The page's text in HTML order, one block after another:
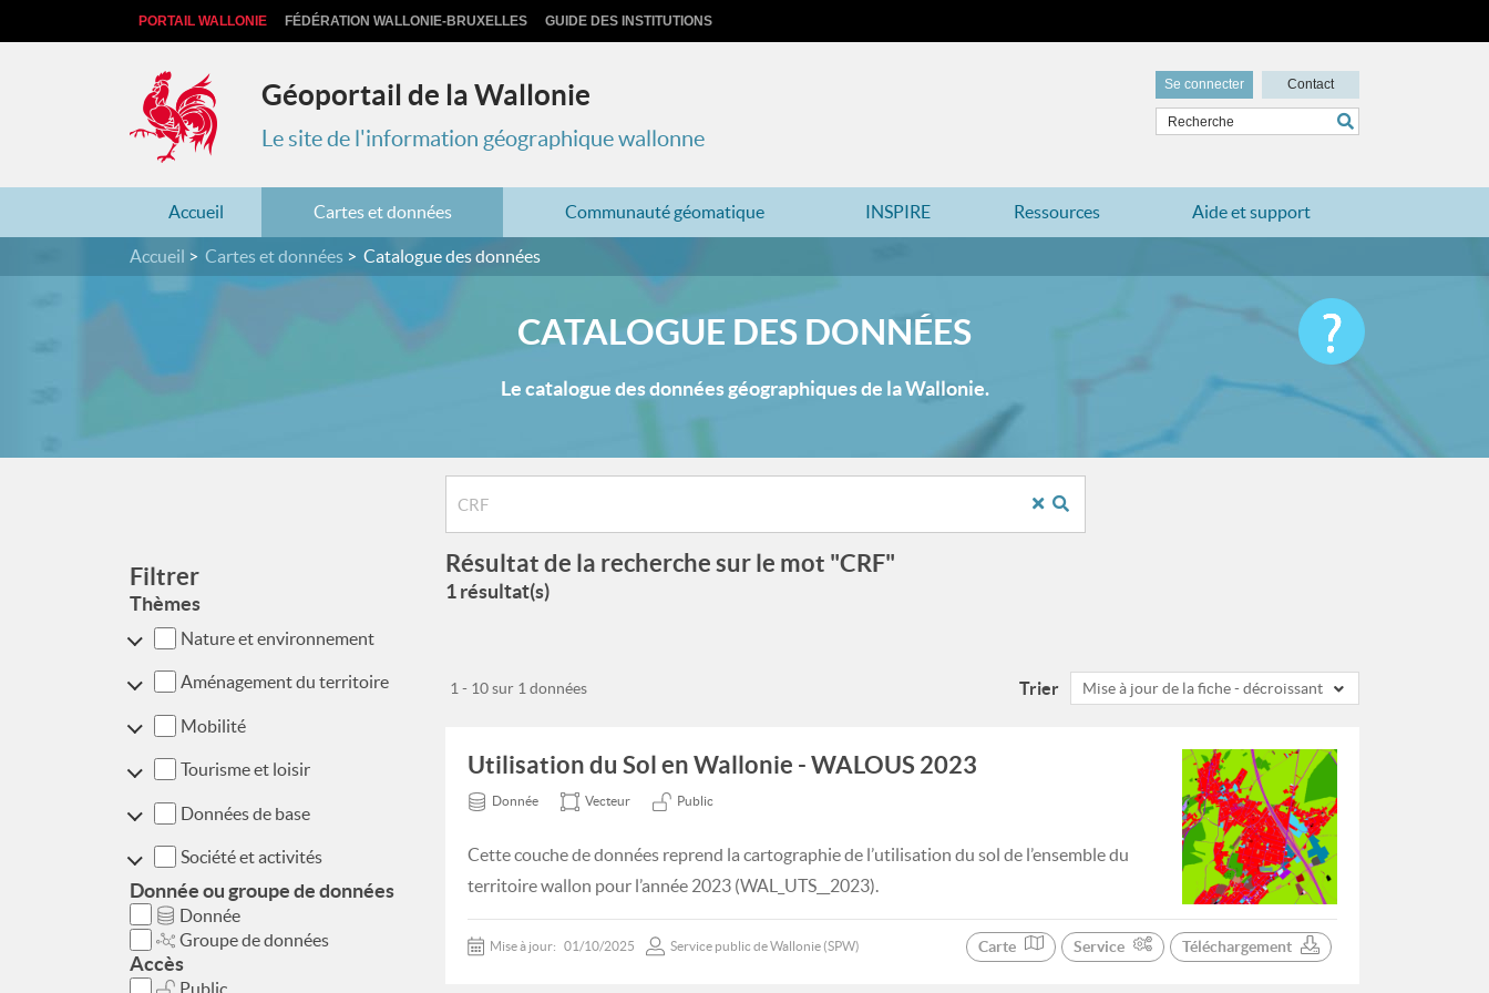
PORTAIL WALLONIE FÉDÉRATION WALLONIE-BRUXELLES GUIDE DES INSTITUTIONS
Géoportail de la Wallonie
Le site de l'information géographique wallonne
Se connecter Contact
Accueil Cartes et données Communauté géomatique INSPIRE Ressources Aide et support
Accueil Cartes et données Catalogue des données
CATALOGUE DES DONNÉES
Le catalogue des données géographiques de la Wallonie.
Filtrer
Thèmes
Nature et environnement
Aménagement du territoire
Mobilité
Tourisme et loisir
Données de base
Société et activités
Donnée ou groupe de données
Donnée
Groupe de données
Accès
Public
Résultat de la recherche sur le mot "CRF"
1 résultat(s)
Trier Mise à jour de la fiche - décroissant
1 - 10 sur 1 données
Utilisation du Sol en Wallonie - WALOUS 2023
Donnée Vecteur Public
Cette couche de données reprend la cartographie de l’utilisation du sol de l’ensemble du
territoire wallon pour l’année 2023 (WAL_UTS__2023).
Mise à jour: 01/10/2025 Service public de Wallonie (SPW) Carte Service Téléchargement